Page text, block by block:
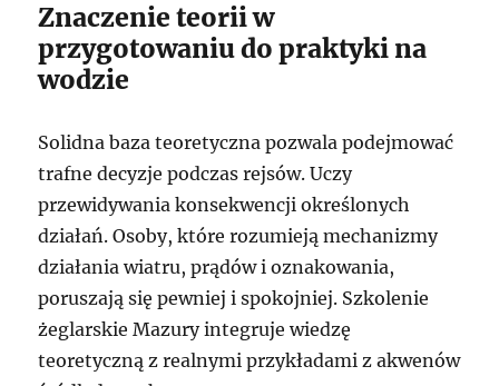
Znaczenie teorii w
przygotowaniu do praktyki na
wodzie
Solidna baza teoretyczna pozwala podejmować
trafne decyzje podczas rejsów. Uczy
przewidywania konsekwencji określonych
działań. Osoby, które rozumieją mechanizmy
działania wiatru, prądów i oznakowania,
poruszają się pewniej i spokojniej. Szkolenie
żeglarskie Mazury integruje wiedzę
teoretyczną z realnymi przykładami z akwenów